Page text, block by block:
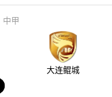
中甲
大连鲲城